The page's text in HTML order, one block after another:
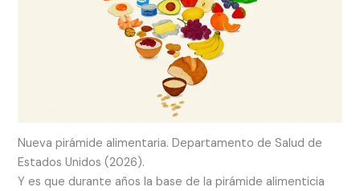
Nueva pirámide alimentaria. Departamento de Salud de
Estados Unidos (2026).
Y es que durante años la base de la pirámide alimenticia